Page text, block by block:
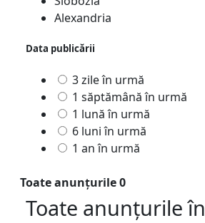
Alexandria
Data publicării
3 zile în urmă
1 săptămână în urmă
1 lună în urmă
6 luni în urmă
1 an în urmă
Toate anunțurile0
Toate anunțurileîn